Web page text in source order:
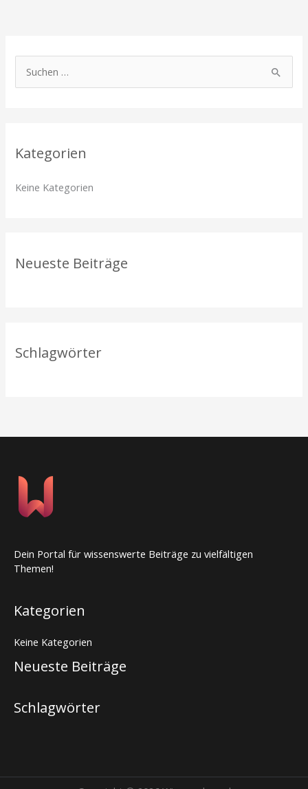
e
n
Kategorien
Keine Kategorien
Neueste Beiträge
Schlagwörter
Dein Portal für wissenswerte Beiträge zu vielfältigen
Themen!
Kategorien
Keine Kategorien
Neueste Beiträge
Schlagwörter